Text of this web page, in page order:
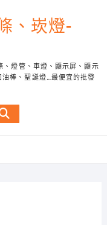
、崁燈-
、燈管、車燈、顯示屏、顯示
棒、聖誕燈…最便宜的批發